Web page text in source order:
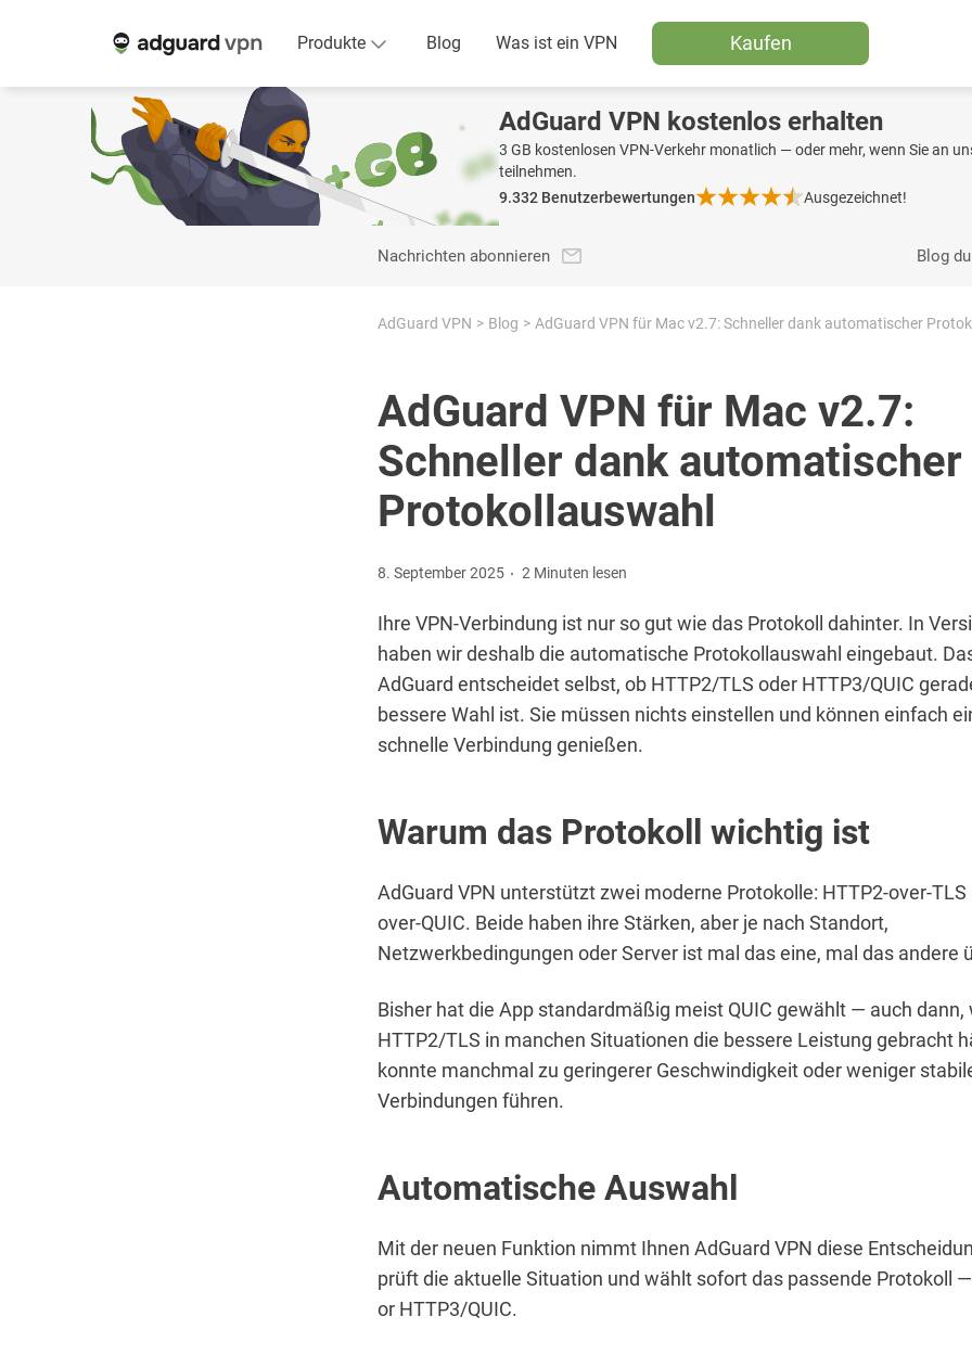
Produkte Blog Was ist ein VPN Kaufen
AdGuard VPN kostenlos erhalten
3 GB kostenlosen VPN-Verkehr monatlich — oder mehr, wenn Sie an
teilnehmen.
9.332 Benutzerbewertungen Ausgezeichnet!
Nachrichten abonnieren Blog
AdGuard VPN Blog AdGuard VPN für Mac v2.7: Schneller dank automatischer
AdGuard VPN für Mac v2.7:
Schneller dank automatischer
Protokollauswahl
8. September 2025 2 Minuten lesen
Ihre VPN-Verbindung ist nur so gut wie das Protokoll dahinter. In
haben wir deshalb die automatische Protokollauswahl eingebaut.
AdGuard entscheidet selbst, ob HTTP2/TLS oder HTTP3/QUIC
bessere Wahl ist. Sie müssen nichts einstellen und können einfach
schnelle Verbindung genießen.
Warum das Protokoll wichtig ist
AdGuard VPN unterstützt zwei moderne Protokolle: HTTP2-over-TLS
over-QUIC. Beide haben ihre Stärken, aber je nach Standort,
Netzwerkbedingungen oder Server ist mal das eine, mal das andere
Bisher hat die App standardmäßig meist QUIC gewählt — auch dann,
HTTP2/TLS in manchen Situationen die bessere Leistung gebracht
konnte manchmal zu geringerer Geschwindigkeit oder weniger
Verbindungen führen.
Automatische Auswahl
Mit der neuen Funktion nimmt Ihnen AdGuard VPN diese
prüft die aktuelle Situation und wählt sofort das passende Protokoll
or HTTP3/QUIC.